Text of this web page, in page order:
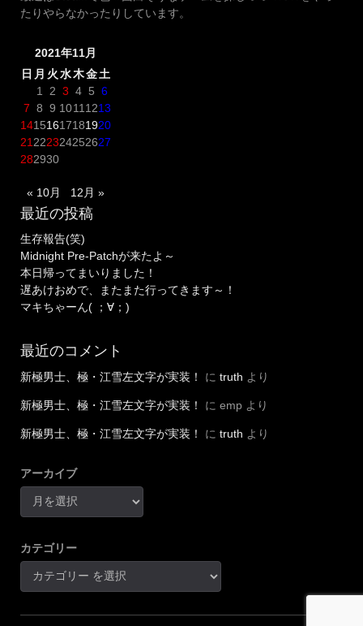
たりやらなかったりしています。
2021年11月
日 月 火水木金土
1
2 3 4 5 6
7 8 9 1011 1213
14151617181920
21 222324252627
282930
« 10月 12月 »
最近の投稿
生存報告(笑)
Midnight Pre-Patchが来たよ～
本日帰ってまいりました！
遅あけおめで、またまた行ってきます～！
マキちゃーん( ；∀；)
最近のコメント
新極男士、極・江雪左文字が実装！ に truth より
新極男士、極・江雪左文字が実装！ に emp より
新極男士、極・江雪左文字が実装！ に truth より
アーカイブ
カテゴリー